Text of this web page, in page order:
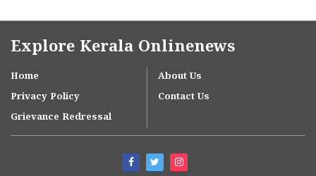
രമേശ് ചെന്നിത്തല പറയുന്നത്.
Explore Kerala Onlinenews
Home
About Us
Privacy Policy
Contact Us
Grievance Redressal